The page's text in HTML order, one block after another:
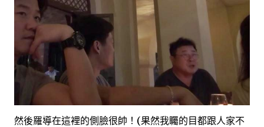
然後羅導在這裡的側臉很帥！(果然我矚的目都跟人家不